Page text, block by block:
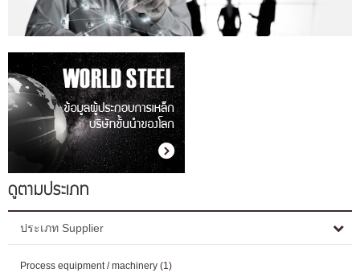
ดูตามประเภท
ประเภท Supplier
Process equipment / machinery (1)